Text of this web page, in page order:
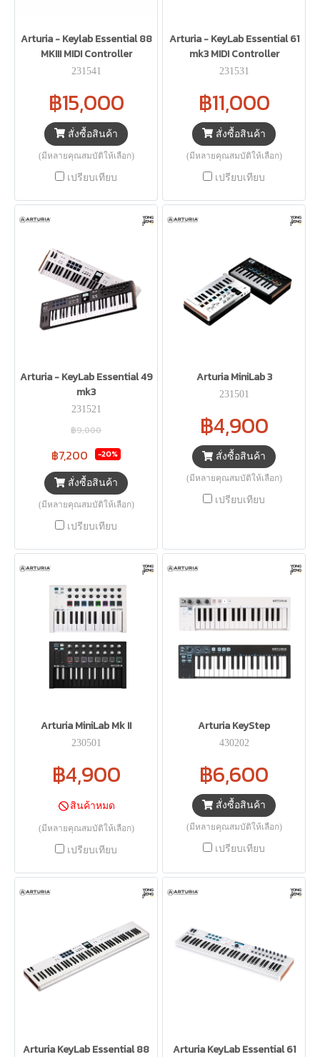
Arturia - Keylab Essential 88
MKIII MIDI Controller
231541
฿15,000
สั่งซื้อสินค้า
(มีหลายคุณสมบัติให้เลือก)
เปรียบเทียบ
Arturia - KeyLab Essential 61
mk3 MIDI Controller
231531
฿11,000
สั่งซื้อสินค้า
(มีหลายคุณสมบัติให้เลือก)
เปรียบเทียบ
Arturia - KeyLab Essential 49
mk3
231521
฿9,000
฿7,200 -20%
สั่งซื้อสินค้า
(มีหลายคุณสมบัติให้เลือก)
เปรียบเทียบ
Arturia MiniLab 3
231501
฿4,900
สั่งซื้อสินค้า
(มีหลายคุณสมบัติให้เลือก)
เปรียบเทียบ
Arturia MiniLab Mk II
230501
฿4,900
สินค้าหมด
(มีหลายคุณสมบัติให้เลือก)
เปรียบเทียบ
Arturia KeyStep
430202
฿6,600
สั่งซื้อสินค้า
(มีหลายคุณสมบัติให้เลือก)
เปรียบเทียบ
Arturia KeyLab Essential 88 Arturia KeyLab Essential 61